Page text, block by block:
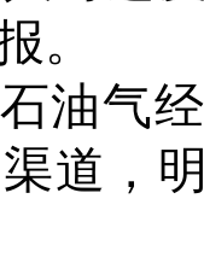
。
油气
道，